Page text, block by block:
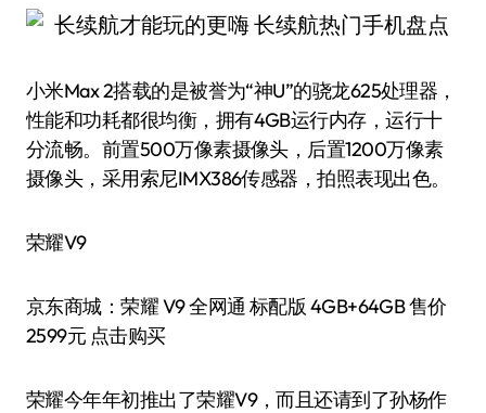
小米Max 2搭载的是被誉为“神U”的骁龙625处理器，
性能和功耗都很均衡，拥有4GB运行内存，运行十
分流畅。前置500万像素摄像头，后置1200万像素
摄像头，采用索尼IMX386传感器，拍照表现出色。
荣耀V9
京东商城：荣耀 V9 全网通 标配版 4GB+64GB 售价
2599元 点击购买
荣耀今年年初推出了荣耀V9，而且还请到了孙杨作